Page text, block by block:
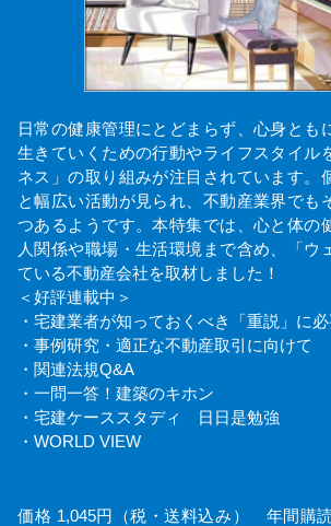
日常の健康管理にとどまらず、心身とも
生きていくための行動やライフスタイル
ネス」の取り組みが注目されています。
と幅広い活動が見られ、不動産業界でも
つあるようです。本特集では、心と体の
人関係や職場・生活環境まで含め、「ウ
ている不動産会社を取材しました！
＜好評連載中＞
・宅建業者が知っておくべき「重説」に
・事例研究・適正な不動産取引に向けて
・関連法規Q&A
・一問一答！建築のキホン
・宅建ケーススタディ 日日是勉強
・WORLD VIEW
価格 1,045円（税・送料込み） 年間購